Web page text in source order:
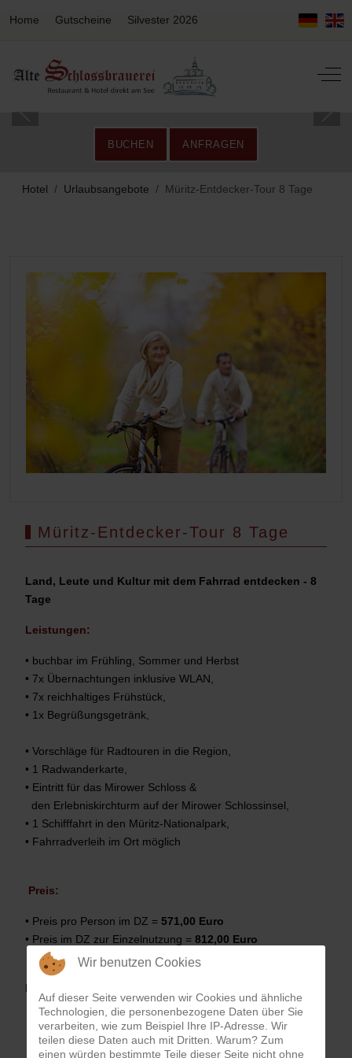
Home Gutscheine Silvester 2026
Off-
BUCHEN ANFRAGEN
Hotel Urlaubsangebote Müritz-Entdecker-Tour 8 Tage
Müritz-Entdecker-Tour 8 Tage
Land, Leute und Kultur mit dem Fahrrad entdecken - 8
Tage
Leistungen:
• buchbar im Frühling, Sommer und Herbst
• 7x Übernachtungen inklusive WLAN,
• 7x reichhaltiges Frühstück,
• 1x Begrüßungsgetränk,
• Vorschläge für Radtouren in die Region,
• 1 Radwanderkarte,
• Eintritt für das Mirower Schloss &
den Erlebniskirchturm auf der Mirower Schlossinsel,
• 1 Schifffahrt in den Müritz-Nationalpark,
• Fahrradverleih im Ort möglich
Preis:
• Preis pro Person im DZ = 571,00 Euro
• Preis im DZ zur Einzelnutzung = 812,00 Euro
Buchbar per Telefon: 039833-20346 oder
Wir benutzen Cookies
Auf dieser Seite verwenden wir Cookies und ähnliche
Technologien, die personenbezogene Daten über Sie
verarbeiten, wie zum Beispiel Ihre IP-Adresse. Wir
teilen diese Daten auch mit Dritten. Warum? Zum
einen würden bestimmte Teile dieser Seite nicht ohne